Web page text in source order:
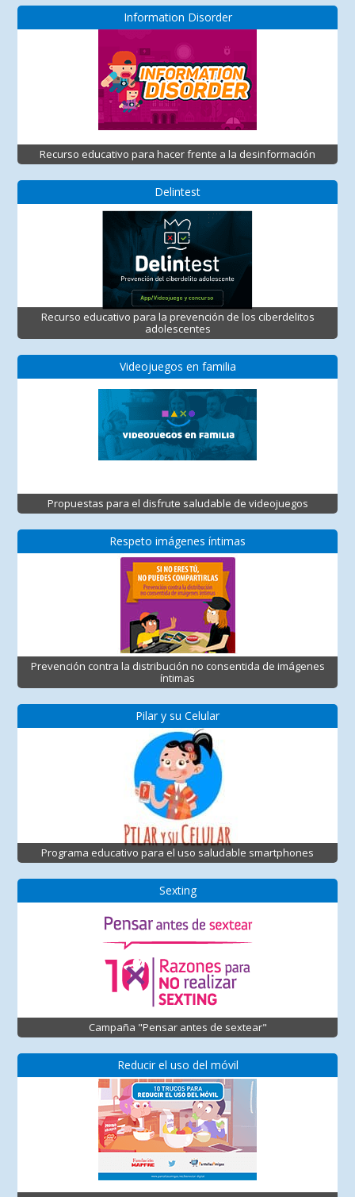
Information Disorder
Recurso educativo para hacer frente a la desinformación
Delintest
Recurso educativo para la prevención de los ciberdelitos
adolescentes
Videojuegos en familia
Propuestas para el disfrute saludable de videojuegos
Respeto imágenes íntimas
Prevención contra la distribución no consentida de imágenes
íntimas
Pilar y su Celular
Programa educativo para el uso saludable smartphones
Sexting
Campaña "Pensar antes de sextear"
Reducir el uso del móvil